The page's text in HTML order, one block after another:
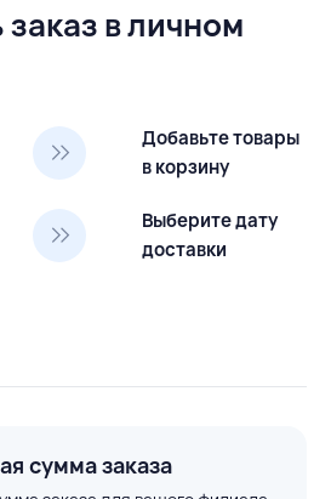
в личном
Добавьте товары
в корзину
Выберите дату
доставки
сумма заказа